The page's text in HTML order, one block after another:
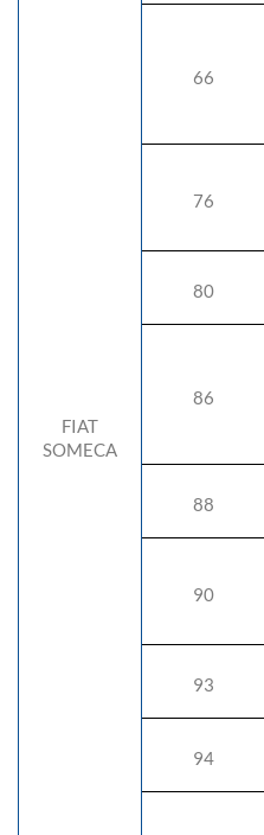
FIAT
SOMECA
66
76
80
86
88
90
93
94